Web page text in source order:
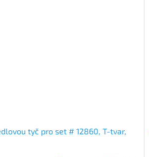
tyč pro set # 12860, T-tvar,